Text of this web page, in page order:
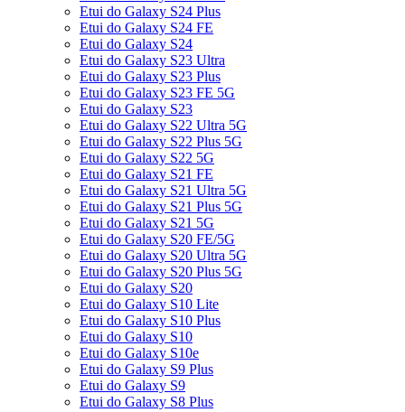
Etui do Galaxy S24 Plus
Etui do Galaxy S24 FE
Etui do Galaxy S24
Etui do Galaxy S23 Ultra
Etui do Galaxy S23 Plus
Etui do Galaxy S23 FE 5G
Etui do Galaxy S23
Etui do Galaxy S22 Ultra 5G
Etui do Galaxy S22 Plus 5G
Etui do Galaxy S22 5G
Etui do Galaxy S21 FE
Etui do Galaxy S21 Ultra 5G
Etui do Galaxy S21 Plus 5G
Etui do Galaxy S21 5G
Etui do Galaxy S20 FE/5G
Etui do Galaxy S20 Ultra 5G
Etui do Galaxy S20 Plus 5G
Etui do Galaxy S20
Etui do Galaxy S10 Lite
Etui do Galaxy S10 Plus
Etui do Galaxy S10
Etui do Galaxy S10e
Etui do Galaxy S9 Plus
Etui do Galaxy S9
Etui do Galaxy S8 Plus